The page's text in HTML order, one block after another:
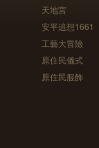
天地宮
安平追想1661
工藝大冒險
原住民儀式
原住民服飾